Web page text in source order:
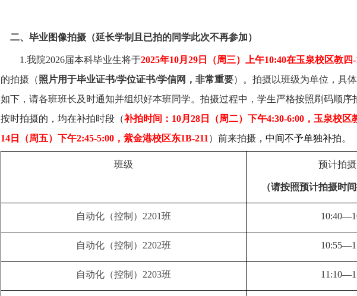
二、毕业图像拍摄（延长学制且已拍的同学此次不再参加）
1.我院2026届本科毕业生将于2025年10月29 日（周三）上午10:40在玉泉校区教四
的拍摄（照片用于毕业证书/学位证书/学信网，非常重要）。拍摄以班级为单位，具
如下，请各班班长及时通知并组织好本班同学。拍摄过程中，学生严格按照刷码顺序
按时拍摄的，均在补拍时段（补拍时间： 10月28 日（周二）下午4:30-6:00 ，玉泉校区
14 日（周五）下午2:45-5:00 ，紫金港校区东1B-211 ）前来拍摄 ，中间不予单独补拍。
班级 预计拍
（请按照预计拍摄时
自动化（控制） 2201班 10:40
自动化（控制） 2202班 10:55—
自动化（控制） 2203班 11:10—